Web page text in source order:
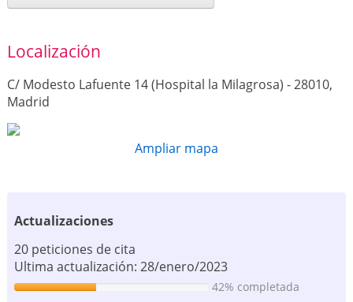
Localización
C/ Modesto Lafuente 14 (Hospital la Milagrosa) - 28010,
Madrid
Ampliar mapa
Actualizaciones
20 peticiones de cita
Ultima actualización: 28/enero/2023
42% completada